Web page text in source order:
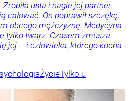
usta i nagle jej partner
całować. On poprawił szczękę,
obcego mężczyznę. Medycyna
tylko twarz. Czasem zmusza
jej – i człowieka, którego kocha
ŻycieTylko u